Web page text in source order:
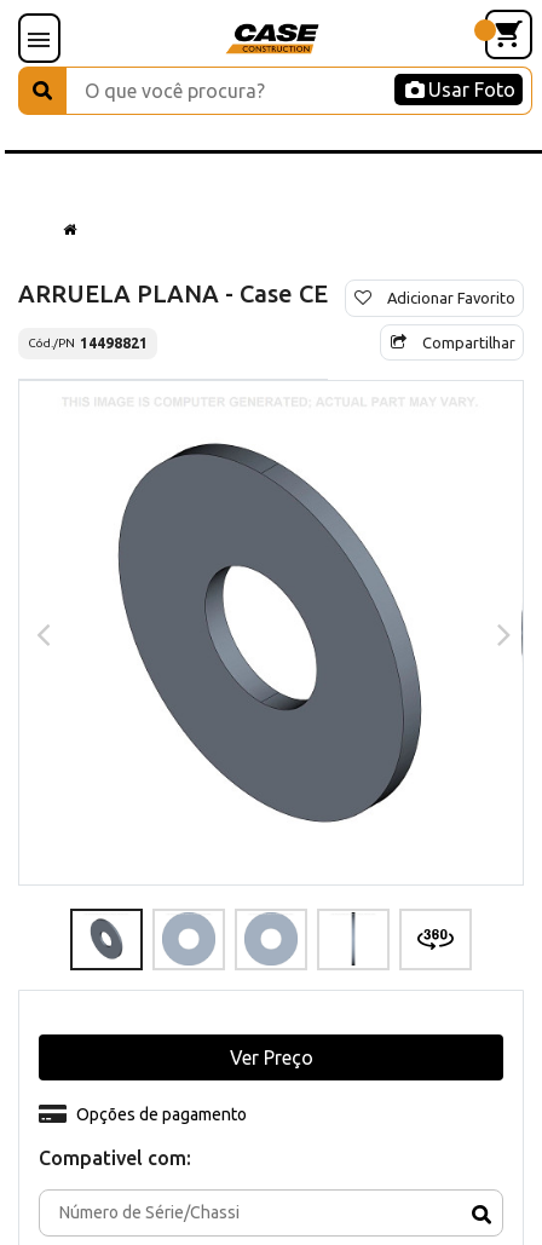
Usar Foto
ARRUELA PLANA - Case CE
Cód./PN 14498821
Adicionar Favorito
Compartilhar
Compativel com:
Opções de pagamento
Ver Preço